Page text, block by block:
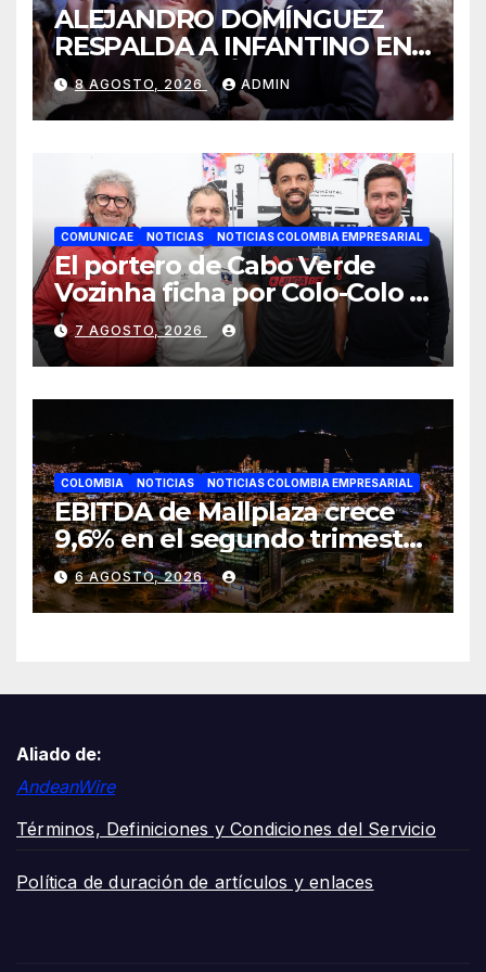
ALEJANDRO DOMÍNGUEZ
RESPALDA A INFANTINO EN
CALI: «ES EL LÍDER DE LA
TRANSFORMACIÓN DEL
FÚTBOL»
8 AGOSTO, 2026 ADMIN
COMUNICAE NOTICIAS NOTICIAS COLOMBIA EMPRESARIAL
El portero de Cabo Verde
Vozinha ficha por Colo-Colo y
JETOUR respalda su nueva
etapa
7 AGOSTO, 2026
COLOMBIA NOTICIAS NOTICIAS COLOMBIA EMPRESARIAL
EBITDA de Mallplaza crece
9,6% en el segundo trimestre
mientras avanza en su plan
de crecimiento en Colombia
6 AGOSTO, 2026
Aliado de:
AndeanWire
Términos, Definiciones y Condiciones del Servicio
Política de duración de artículos y enlaces